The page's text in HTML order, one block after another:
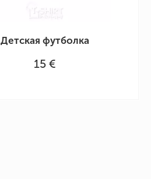
Детская футболка
15 €